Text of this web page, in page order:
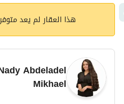
هذا العقار لم يعد
Abdeladel
Mikhael